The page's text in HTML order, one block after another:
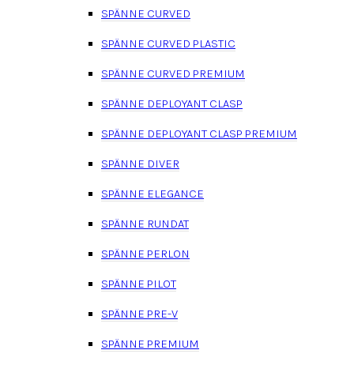
SPÄNNE CURVED
SPÄNNE CURVED PLASTIC
SPÄNNE CURVED PREMIUM
SPÄNNE DEPLOYANT CLASP
SPÄNNE DEPLOYANT CLASP PREMIUM
SPÄNNE DIVER
SPÄNNE ELEGANCE
SPÄNNE RUNDAT
SPÄNNE PERLON
SPÄNNE PILOT
SPÄNNE PRE-V
SPÄNNE PREMIUM